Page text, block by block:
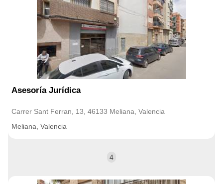
Asesoría Jurídica
Carrer Sant Ferran, 13, 46133 Meliana, Valencia
Meliana, Valencia
4